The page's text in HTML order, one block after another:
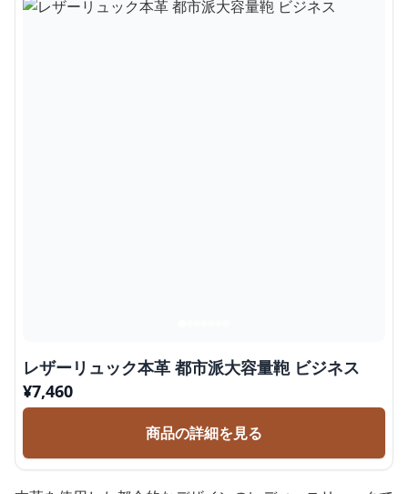
レザーリュック本革 都市派大容量鞄 ビジネス
¥7,460
商品の詳細を見る